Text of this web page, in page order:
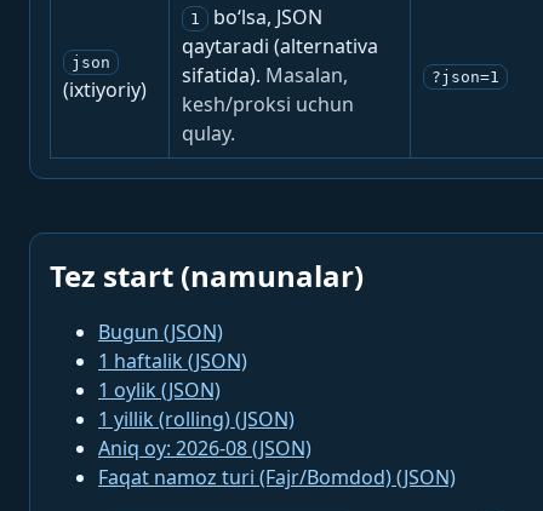
json
(ixtiyoriy)
1
bo‘lsa, JSON
qaytaradi (alternativa
sifatida). Masalan,
kesh/proksi uchun
qulay.
?json=1
Tez start (namunalar)
Bugun (JSON)
1 haftalik (JSON)
1 oylik (JSON)
1 yillik (rolling) (JSON)
Aniq oy: 2026-08 (JSON)
Faqat namoz turi (Fajr/Bomdod) (JSON)